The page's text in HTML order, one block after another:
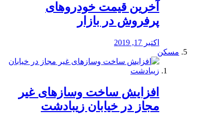
آخرین قیمت خودرو‌های
پرفروش در بازار
اکتبر 17, 2019
مسکن
افزایش ساخت وسازهای غیر
مجاز در خیابان زیبادشت